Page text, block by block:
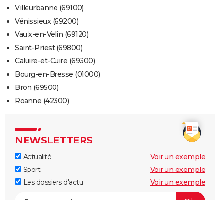
Villeurbanne (69100)
Vénissieux (69200)
Vaulx-en-Velin (69120)
Saint-Priest (69800)
Caluire-et-Cuire (69300)
Bourg-en-Bresse (01000)
Bron (69500)
Roanne (42300)
NEWSLETTERS
Actualité
Voir un exemple
Sport
Voir un exemple
Les dossiers d'actu
Voir un exemple